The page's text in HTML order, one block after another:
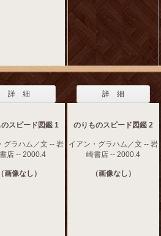
詳 細
スピード図鑑 1
グラハム／文 -- 岩
店 -- 2000.4
（画像なし）
詳 細
のりものスピード図鑑 2
イアン・グラハム／文 -- 岩
崎書店 -- 2000.4
（画像なし）